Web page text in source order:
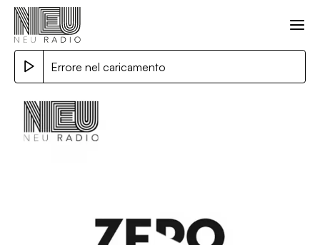
Errore nel caricamento